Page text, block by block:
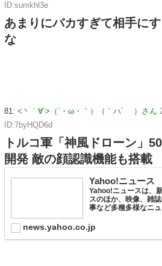
ID:sumkhl3e
あまりにバカすぎて相手に
な
81: <丶｀∀´>（´・ω・｀）（｀ハ´ ）さん
ID:7byHQD6d
トルコ軍「神風ドローン」
開発 敵の顔認識機能も搭載
Yahoo!ニュース
Yahoo!ニュースは、
スのほか、映像、雑
事など多種多様なニ
news.yahoo.co.jp